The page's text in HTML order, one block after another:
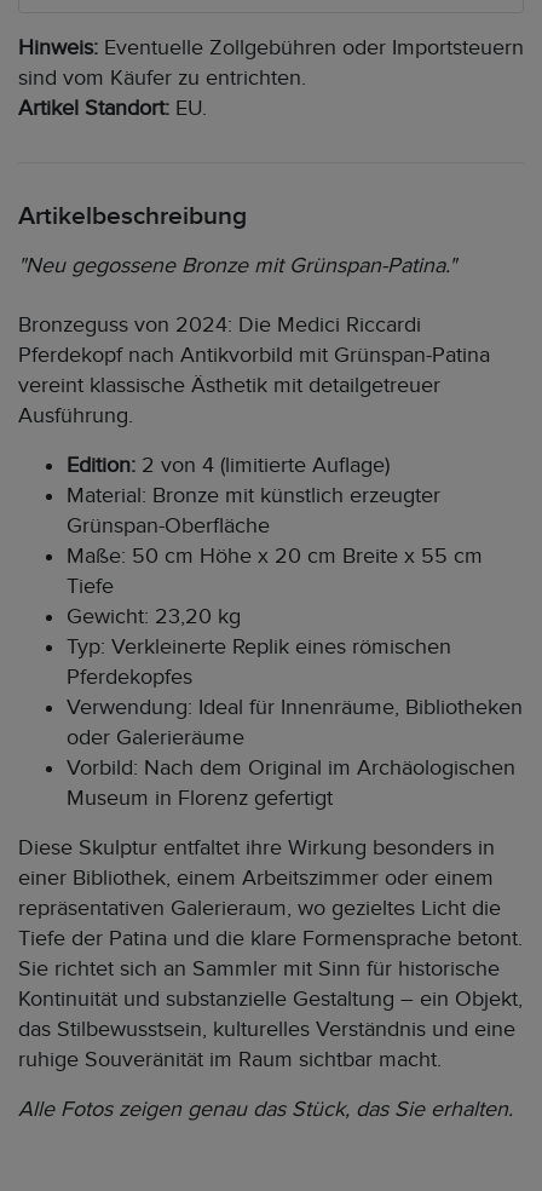
Hinweis: Eventuelle Zollgebühren oder Importsteuern
sind vom Käufer zu entrichten.
Artikel Standort: EU.
Artikelbeschreibung
"Neu gegossene Bronze mit Grünspan-Patina."
Bronzeguss von 2024: Die Medici Riccardi
Pferdekopf nach Antikvorbild mit Grünspan-Patina
vereint klassische Ästhetik mit detailgetreuer
Ausführung.
Edition: 2 von 4 (limitierte Auflage)
Material: Bronze mit künstlich erzeugter
Grünspan-Oberfläche
Maße: 50 cm Höhe x 20 cm Breite x 55 cm
Tiefe
Gewicht: 23,20 kg
Typ: Verkleinerte Replik eines römischen
Pferdekopfes
Verwendung: Ideal für Innenräume, Bibliotheken
oder Galerieräume
Vorbild: Nach dem Original im Archäologischen
Museum in Florenz gefertigt
Diese Skulptur entfaltet ihre Wirkung besonders in
einer Bibliothek, einem Arbeitszimmer oder einem
repräsentativen Galerieraum, wo gezieltes Licht die
Tiefe der Patina und die klare Formensprache betont.
Sie richtet sich an Sammler mit Sinn für historische
Kontinuität und substanzielle Gestaltung – ein Objekt,
das Stilbewusstsein, kulturelles Verständnis und eine
ruhige Souveränität im Raum sichtbar macht.
Alle Fotos zeigen genau das Stück, das Sie erhalten.